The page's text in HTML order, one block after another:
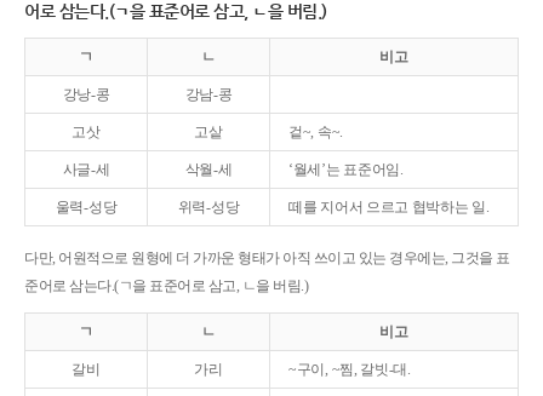
어로 삼는다.(ㄱ을 표준어로 삼고, ㄴ을 버림.)
ㄱ ㄴ 비고
강낭-콩 강남-콩
고삿 고샅 겉~, 속~.
사글-세 삭월-세 ‘월세’는 표준어임.
울력-성당 위력-성당 떼를 지어서 으르고 협박하는 일.
다만, 어원적으로 원형에 더 가까운 형태가 아직 쓰이고 있는 경우에는, 그것을 표
준어로 삼는다.(ㄱ을 표준어로 삼고, ㄴ을 버림.)
ㄱ ㄴ 비고
갈비 가리 ~구이, ~찜, 갈빗-대.